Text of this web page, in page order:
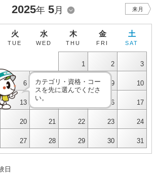
2025年 5月 来月
火
TUE
水
WED
木
THU
金
FRI
土
SAT
1 2 3
6 7 8 9 10
13 16 17
20 21 22 23 24
27 28 29 30 31
カテゴリ・資格・コー
スを先に選んでくださ
い。
日